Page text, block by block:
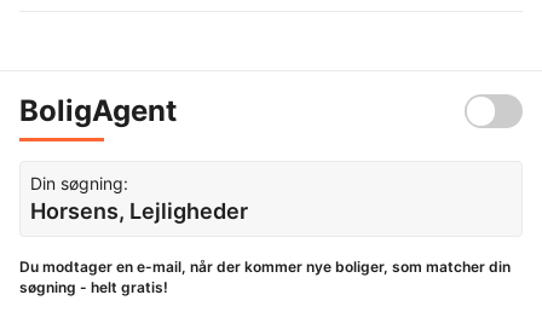
BoligAgent
Din søgning:
Horsens, Lejligheder
Du modtager en e-mail, når der kommer nye boliger, som matcher din
søgning - helt gratis!